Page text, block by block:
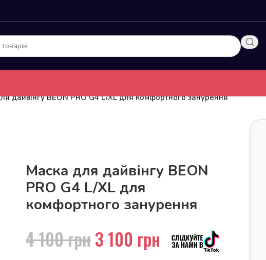
дайвінгу BEON PRO G4 L/XL для комфортного занурення
Маска для дайвінгу BEON
PRO G4 L/XL для
комфортного занурення
4 100грн3 100 грн